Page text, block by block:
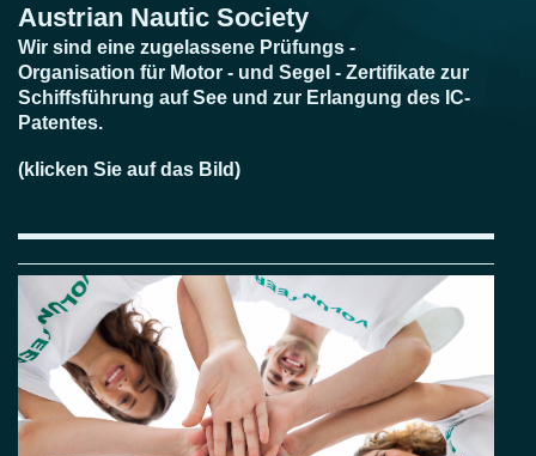
Austrian Nautic Society
Wir sind eine zugelassene Prüfungs -
Organisation für Motor - und Segel - Zertifikate zur
Schiffsführung auf See und zur Erlangung des IC-
Patentes.
(klicken Sie auf das Bild)